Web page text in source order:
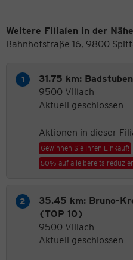
Weitere Filialen in der
Bahnhofstraße 16, 9800
31.75 km:
9500 Villach
Aktuell geschlossen
Aktionen in dieser
Gewinnen Sie Ihren Einkauf!
50% auf alle bereits
35.45 km: Bruno-
(TOP 10)
9500 Villach
Aktuell geschlossen